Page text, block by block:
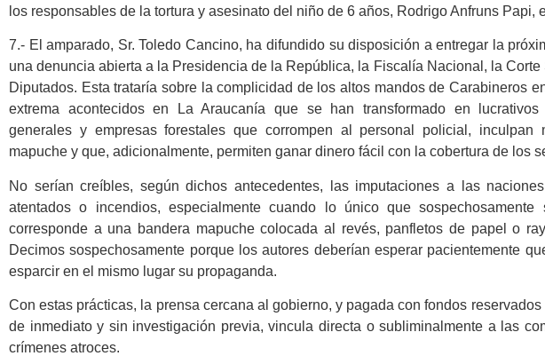
los responsables de la tortura y asesinato del niño de 6 años, Rodrigo Anfruns Papi,
7.- El amparado, Sr. Toledo Cancino, ha difundido su disposición a entregar la
una denuncia abierta a la Presidencia de la República, la Fiscalía Nacional, la
Diputados. Esta trataría sobre la complicidad de los altos mandos de Carabineros
extrema acontecidos en La Araucanía que se han transformado en
generales y empresas forestales que corrompen al personal policial, inculpan
mapuche y que, adicionalmente, permiten ganar dinero fácil con la cobertura de los
No serían creíbles, según dichos antecedentes, las imputaciones a las
atentados o incendios, especialmente cuando lo único que
corresponde a una bandera mapuche colocada al revés, panfletos de papel o
Decimos sospechosamente porque los autores deberían esperar pacientemente
esparcir en el mismo lugar su propaganda.
Con estas prácticas, la prensa cercana al gobierno, y pagada con fondos
de inmediato y sin investigación previa, vincula directa o subliminalmente a las
crímenes atroces.